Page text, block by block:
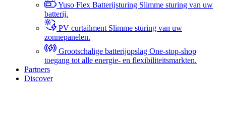
Yuso Flex Batterijsturing Slimme sturing van uw
batterij.
PV curtailment Slimme sturing van uw
zonnepanelen.
Grootschalige batterijopslag One-stop-shop
toegang tot alle energie- en flexibiliteitsmarkten.
Partners
Discover